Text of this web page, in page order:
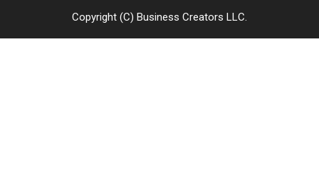
Copyright (C) Business Creators LLC.